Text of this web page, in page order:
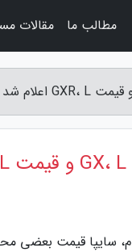
مطالب ما مقالات